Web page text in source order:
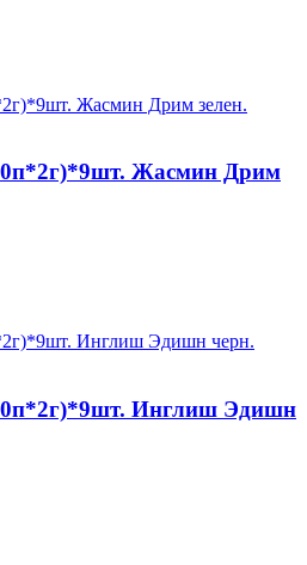
Жасмин Дрим
Инглиш Эдишн